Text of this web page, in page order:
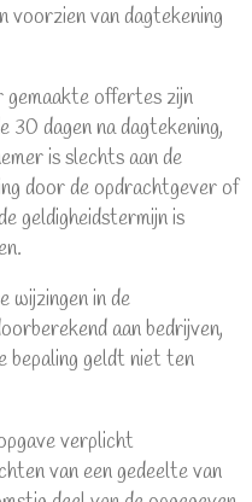
voorzien van dagtekening
offertes zijn
30 dagen na dagtekening,
is slechts aan de
door de opdrachtgever of
geldigheidstermijn is
in de
aan bedrijven,
geldt niet ten
verplicht
van een gedeelte van